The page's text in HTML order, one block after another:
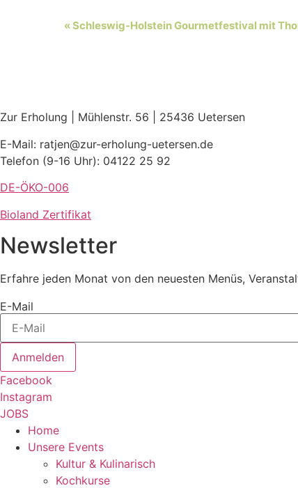
Veranstaltung
«Schleswig-Holstein Gourmetfestival mit
Zur Erholung | Mühlenstr. 56 | 25436 Uetersen
E-Mail: ratjen@zur-erholung-uetersen.de
Telefon (9-16 Uhr): 04122 25 92
DE-ÖKO-006
Bioland Zertifikat
Newsletter
Erfahre jeden Monat von den neuesten Menüs,
E-Mail
Anmelden
Facebook
Instagram
JOBS
Home
Unsere Events
Kultur & Kulinarisch
Kochkurse